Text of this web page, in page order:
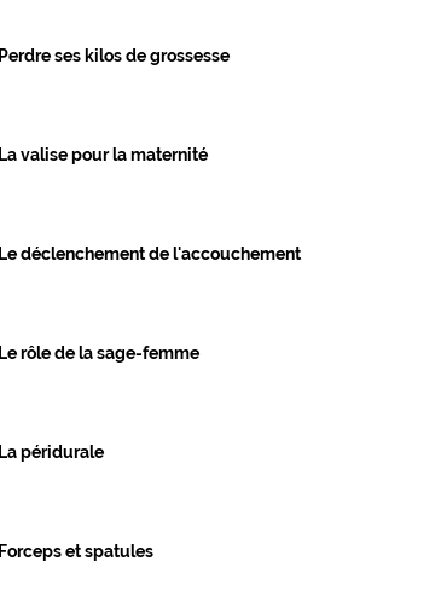
Perdre ses kilos de grossesse
La valise pour la maternité
Le déclenchement de l'accouchement
Le rôle de la sage-femme
La péridurale
Forceps et spatules